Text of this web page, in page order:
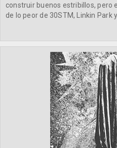
construir buenos estribillos, pero
de lo peor de 30STM, Linkin Park